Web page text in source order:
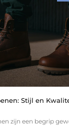
Stijl en
zijn een begrip